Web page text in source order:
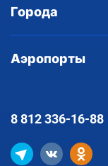
Города
Аэропорты
8 812336-16-88